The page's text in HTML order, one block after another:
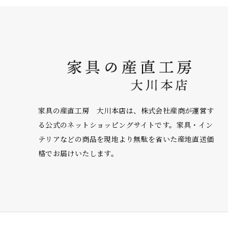
家具の産直工房 大川本店は、株式会社産商が運営す
る公式のネットショッピングサイトです。家具・イン
テリアなどの商品を現地より無駄を省いた産地直送価
格でお届けいたします。